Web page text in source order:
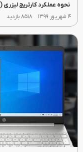
نحوه عملکرد کارتریج
۴ شهریور ۱۳۹۹ ۸۵۱۸ بازدید